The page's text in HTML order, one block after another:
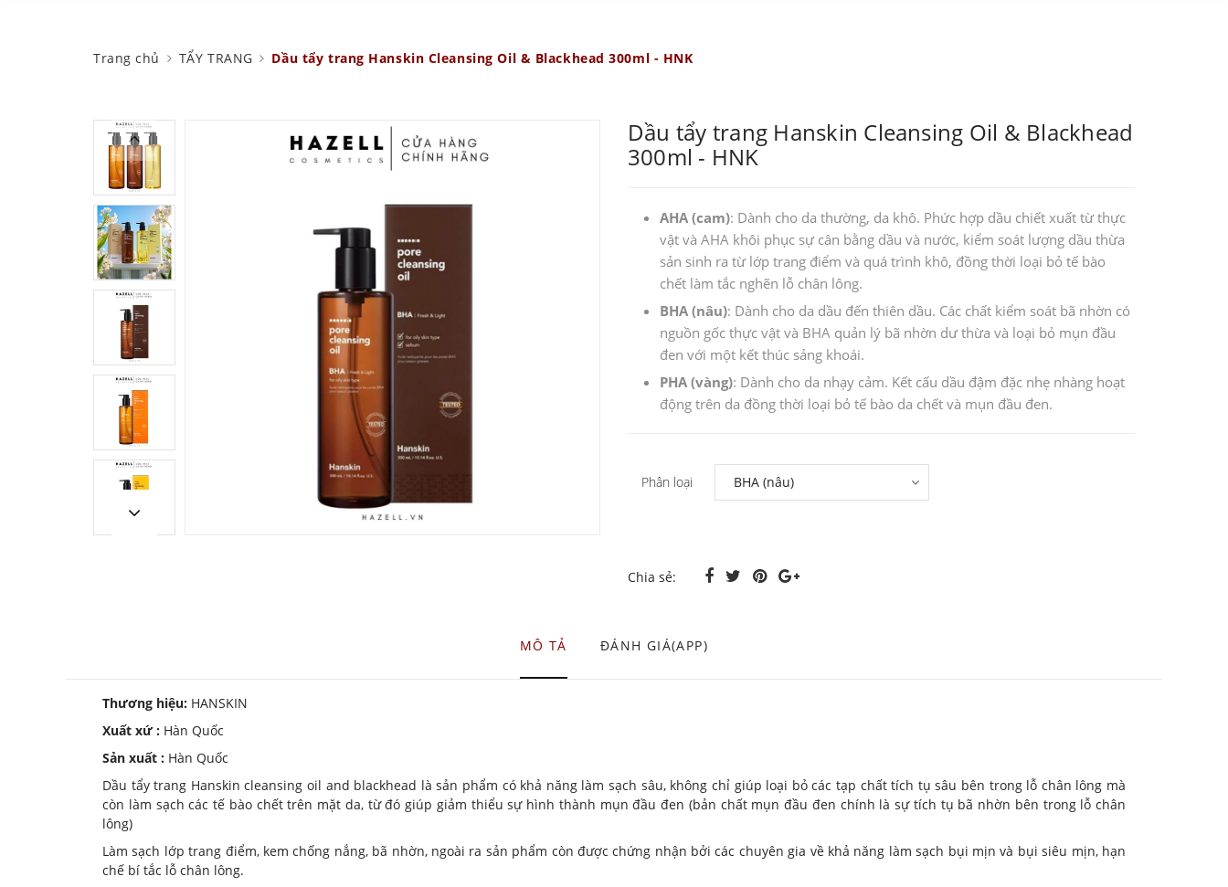
Trang chủ TẨY TRANG Dầu tẩy trang Hanskin Cleansing Oil & Blackhead 300ml - HNK
Dầu tẩy trang Hanskin Cleansing Oil & Blackhead
300ml - HNK
AHA (cam): Dành cho da thường, da khô. Phức hợp dầu chiết xuất từ ​​thực
vật và AHA khôi phục sự cân bằng dầu và nước, kiểm soát lượng dầu thừa
sản sinh ra từ lớp trang điểm và quá trình khô, đồng thời loại bỏ tế bào
chết làm tắc nghẽn lỗ chân lông.
BHA (nâu): Dành cho da dầu đến thiên dầu. Các chất kiểm soát bã nhờn có
nguồn gốc thực vật và BHA quản lý bã nhờn dư thừa và loại bỏ mụn đầu
đen với một kết thúc sảng khoái.
PHA (vàng): Dành cho da nhạy cảm. Kết cấu dầu đậm đặc nhẹ nhàng hoạt
động trên da đồng thời loại bỏ tế bào da chết và mụn đầu đen.
Phân loại
Chia sẻ:
MÔ TẢ ĐÁNH GIÁ(APP)
Thương hiệu: HANSKIN
Xuất xứ : Hàn Quốc
Sản xuất : Hàn Quốc
Dầu tẩy trang Hanskin cleansing oil and blackhead là sản phẩm có khả năng làm sạch sâu, không chỉ giúp loại bỏ các tạp chất tích tụ sâu bên trong lỗ chân lông mà
còn làm sạch các tế bào chết trên mặt da, từ đó giúp giảm thiểu sự hình thành mụn đầu đen (bản chất mụn đầu đen chính là sự tích tụ bã nhờn bên trong lỗ chân
lông)
Làm sạch lớp trang điểm, kem chống nắng, bã nhờn, ngoài ra sản phẩm còn được chứng nhận bởi các chuyên gia về khả năng làm sạch bụi mịn và bụi siêu mịn, hạn
chế bí tắc lỗ chân lông.